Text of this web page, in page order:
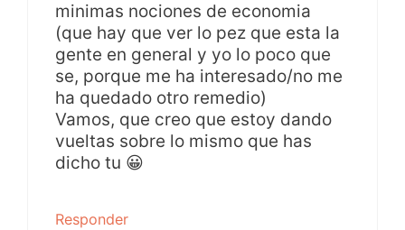
minimas nociones de economia
(que hay que ver lo pez que esta la
gente en general y yo lo poco que
se, porque me ha interesado/no me
ha quedado otro remedio)
Vamos, que creo que estoy dando
vueltas sobre lo mismo que has
dicho tu 😀
Responder